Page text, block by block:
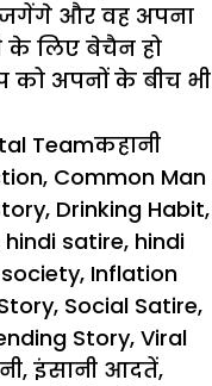
और वह अपना
के लिए बेचैन हो
को अपनों के बीच भी
TeamCategories
कहानीTags
, Common Man
, Drinking Habit,
hindi satire, hindi
, Inflation
, Social Satire,
Story, Viral
, इंसानी आदतें,